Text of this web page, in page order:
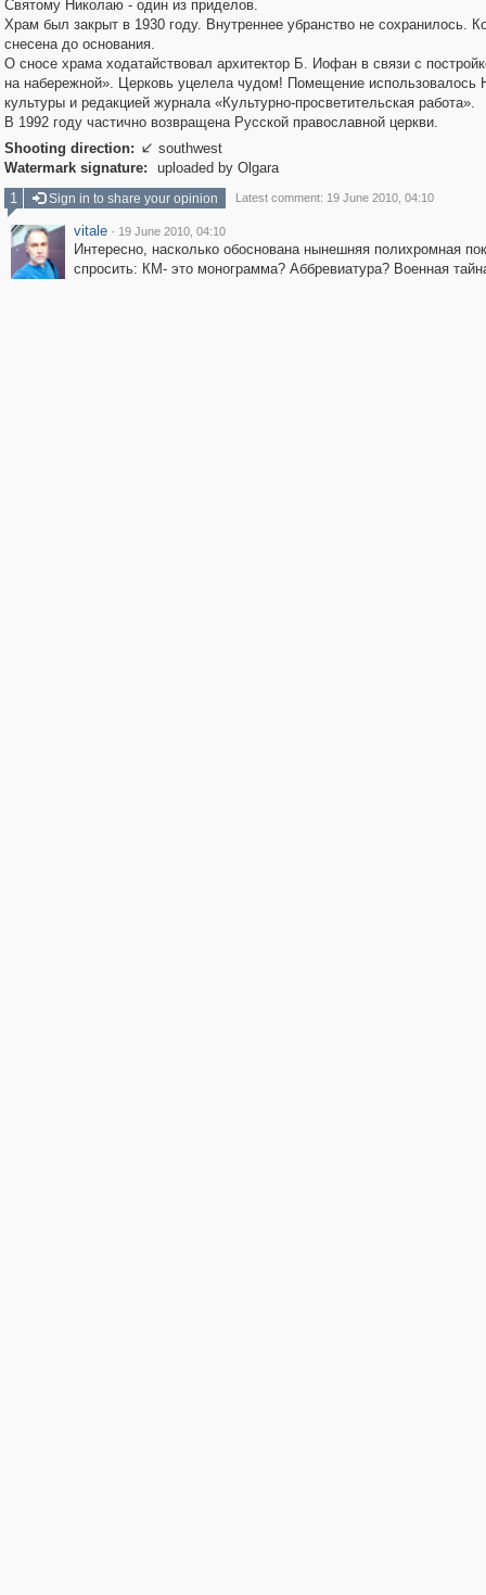
Святому Николаю - один из приделов.
Храм был закрыт в 1930 году. Внутреннее убранство не сохранилось.
снесена до основания.
О сносе храма ходатайствовал архитектор Б. Иофан в связи с
на набережной». Церковь уцелела чудом! Помещение использовалось
культуры и редакцией журнала «Культурно-просветительская работа».
В 1992 году частично возвращена Русской православной церкви.
Shooting direction:  southwest
Watermark signature:
uploaded by Olgara
1
Sign in to share your opinion Latest comment: 19 June 2010, 04:10
vitale · 19 June 2010, 04:10
Интересно, насколько обоснована нынешняя полихромная
спросить: КМ- это монограмма? Аббревиатура? Военная